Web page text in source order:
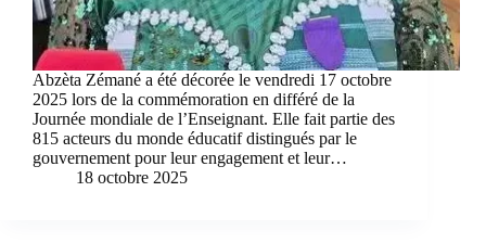
Abzèta Zémané a été décorée le vendredi 17 octobre
2025 lors de la commémoration en différé de la
Journée mondiale de l’Enseignant. Elle fait partie des
815 acteurs du monde éducatif distingués par le
gouvernement pour leur engagement et leur…
18 octobre 2025